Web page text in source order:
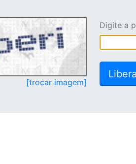
[trocar imagem]
Digite a